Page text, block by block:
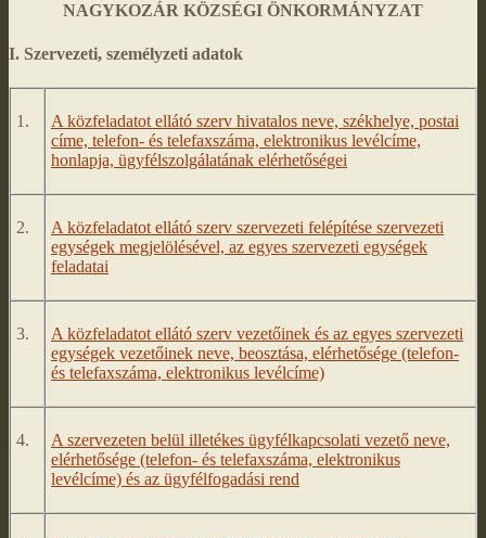
NAGYKOZÁR KÖZSÉGI ÖNKORMÁNYZAT
I. Szervezeti, személyzeti adatok
1.
A közfeladatot ellátó szerv hivatalos neve, székhelye, postai
címe, telefon- és telefaxszáma, elektronikus levélcíme,
honlapja, ügyfélszolgálatának elérhetőségei
2.
A közfeladatot ellátó szerv szervezeti felépítése szervezeti
egységek megjelölésével, az egyes szervezeti egységek
feladatai
3.
A közfeladatot ellátó szerv vezetőinek és az egyes szervezeti
egységek vezetőinek neve, beosztása, elérhetősége (telefon-
és telefaxszáma, elektronikus levélcíme)
4.
A szervezeten belül illetékes ügyfélkapcsolati vezető neve,
elérhetősége (telefon- és telefaxszáma, elektronikus
levélcíme) és az ügyfélfogadási rend